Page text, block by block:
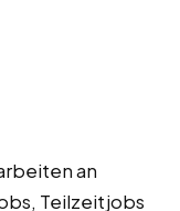
an
Teilzeitjobs